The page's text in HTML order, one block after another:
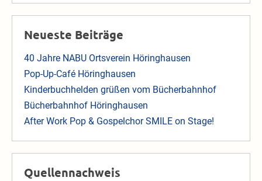
Neueste Beiträge
40 Jahre NABU Ortsverein Höringhausen
Pop-Up-Café Höringhausen
Kinderbuchhelden grüßen vom Bücherbahnhof
Bücherbahnhof Höringhausen
After Work Pop & Gospelchor SMILE on Stage!
Quellennachweis